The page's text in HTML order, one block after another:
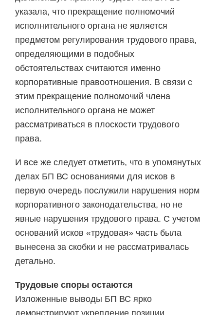
указала, что прекращение полномочий
исполнительного органа не является
предметом регулирования трудового права,
определяющими в подобных
обстоятельствах считаются именно
корпоративные правоотношения. В связи с
этим прекращение полномочий члена
исполнительного органа не может
рассматриваться в плоскости трудового
права.
И все же следует отметить, что в упомянутых
делах БП ВС основаниями для исков в
первую очередь послужили нарушения норм
корпоративного законодательства, но не
явные нарушения трудового права. С учетом
оснований исков «трудовая» часть была
вынесена за скобки и не рассматривалась
детально.
Трудовые споры остаются
Изложенные выводы БП ВС ярко
демонстрируют укрепление позиции